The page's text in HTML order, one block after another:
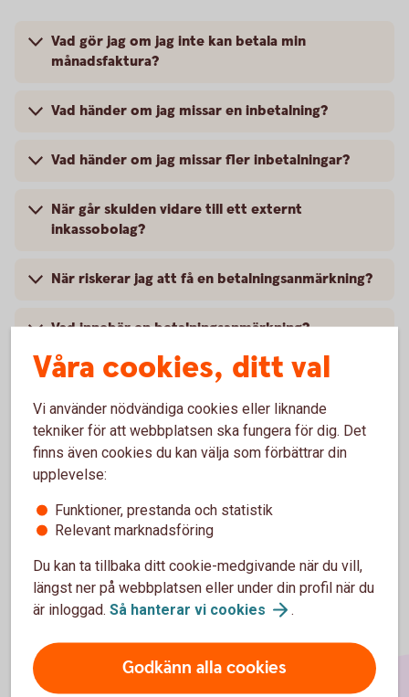
Vad gör jag om jag inte kan betala min
månadsfaktura?
Vad händer om jag missar en inbetalning?
Vad händer om jag missar fler inbetalningar?
När går skulden vidare till ett externt
inkassobolag?
När riskerar jag att få en betalningsanmärkning?
Vad innebär en betalningsanmärkning?
Entercard Group AB är kreditgivare av betal- och
kreditkortet ovan. Swedbank AB och sparbankerna
samarbetar med Entercard Group AB och är
kreditförmedlare avseende betal- och kreditkorten.
Våra cookies, ditt val
Vi använder nödvändiga cookies eller liknande
tekniker för att webbplatsen ska fungera för dig. Det
finns även cookies du kan välja som förbättrar din
upplevelse:
Funktioner, prestanda och statistik
Relevant marknadsföring
Du kan ta tillbaka ditt cookie-medgivande när du vill,
längst ner på webbplatsen eller under din profil när du
är inloggad. Så hanterar vi cookies .
Godkänn alla cookies